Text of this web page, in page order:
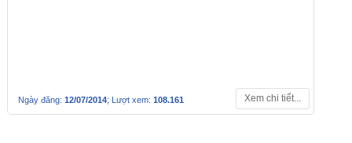
Ngày đăng: 12/07/2014; Lượt xem: 108.161 Xem chi tiết...